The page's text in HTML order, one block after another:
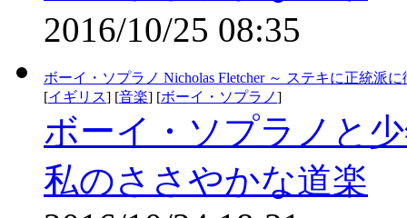
2016/10/25 08:35
ボーイ・ソプラノ Nicholas Fletcher ～ ステキに正統派
[イギリス] [音楽] [ボーイ・ソプラノ]
ボーイ・ソプラノと
私のささやかな道楽